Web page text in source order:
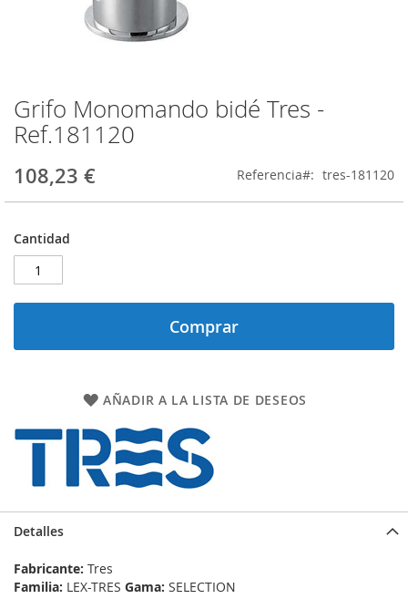
Grifo Monomando bidé Tres -
Ref.181120
108,23 € Referencia tres-181120
Cantidad
Comprar
AÑADIR A LA LISTA DE DESEOS
Saltar
al
comienzo
la
imágenes
Detalles
Fabricante: Tres
Familia: LEX-TRES Gama: SELECTION